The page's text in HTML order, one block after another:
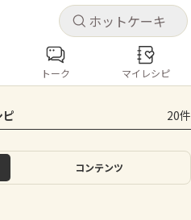
キャ
レシピを保存できます
キャ
コンテンツ
トマト とうもろこし
ピーマン
トーク マイレシピ
20件
コンテンツ